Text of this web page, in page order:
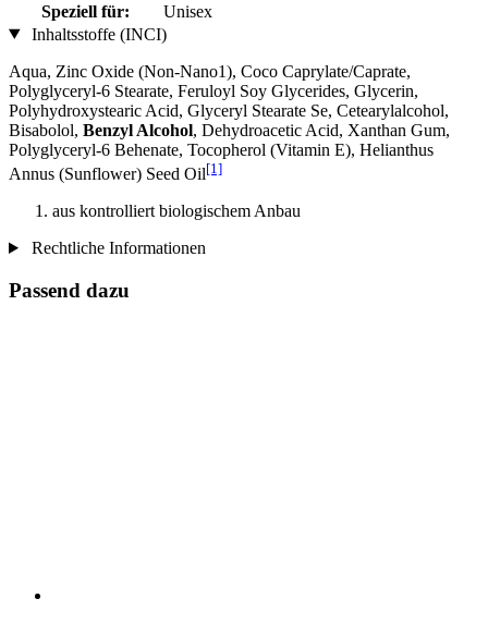
Speziell für:
Unisex
Inhaltsstoffe (INCI)
Aqua, Zinc Oxide (Non-Nano1), Coco Caprylate/Caprate,
Polyglyceryl-6 Stearate, Feruloyl Soy Glycerides, Glycerin,
Polyhydroxystearic Acid, Glyceryl Stearate Se, Cetearylalcohol,
Bisabolol, Benzyl Alcohol, Dehydroacetic Acid, Xanthan Gum,
Polyglyceryl-6 Behenate, Tocopherol (Vitamin E), Helianthus
Annus (Sunflower) Seed Oil[1]
aus kontrolliert biologischem Anbau
Rechtliche Informationen
Passend dazu